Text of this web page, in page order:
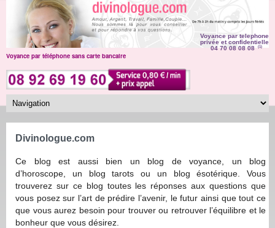
Voyance par telephone
privée et confidentielle
04 70 08 08 08
(1)
Voyance par téléphone sans carte bancaire
Divinologue.com
Ce blog est aussi bien un blog de voyance, un blog
d’horoscope, un blog tarots ou un blog ésotérique. Vous
trouverez sur ce blog toutes les réponses aux questions que
vous posez sur l’art de prédire l’avenir, le futur ainsi que tout ce
que vous aurez besoin pour trouver ou retrouver l’équilibre et le
bonheur que vous désirez.